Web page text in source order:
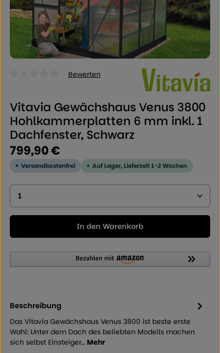
Durchschnittliche Bewertung von 0 von 5 Sternen
Bewerten
Vitavia Gewächshaus Venus 3800
Hohlkammerplatten 6 mm inkl. 1
Dachfenster, Schwarz
Regulärer Preis:
799,90 €
Versandkostenfrei Auf Lager, Lieferzeit 1-2 Wochen
Produkt Anzahl: Geben Sie den gewünschten
In den Warenkorb
Beschreibung
Das Vitavia Gewächshaus Venus 3800 ist beste erste
Wahl: Unter dem Dach des beliebten Modells machen
sich selbst Einsteiger… Mehr